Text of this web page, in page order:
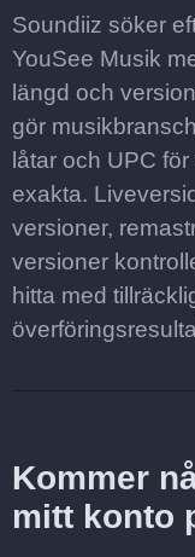
Soundiiz söker
YouSee Musik
längd och
gör
låtar och UPC
exakta.
versioner,
versioner
hitta med
Kommer
mitt konto